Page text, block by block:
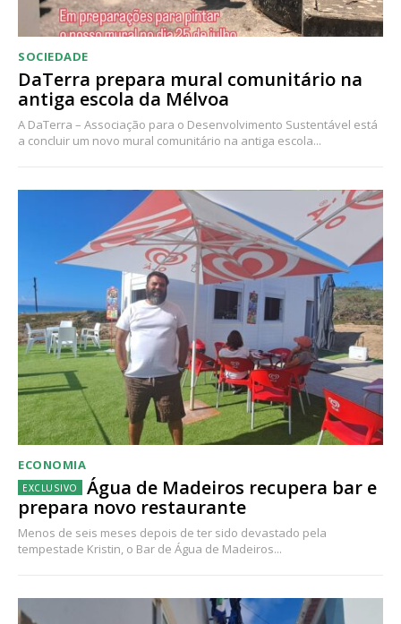
SOCIEDADE
DaTerra prepara mural comunitário na
antiga escola da Mélvoa
A DaTerra – Associação para o Desenvolvimento Sustentável está
a concluir um novo mural comunitário na antiga escola...
ECONOMIA
Água de Madeiros recupera bar e
prepara novo restaurante
Menos de seis meses depois de ter sido devastado pela
tempestade Kristin, o Bar de Água de Madeiros...